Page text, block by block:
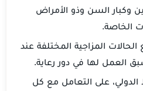
وكبار السن وذو الأمراض
الخاصة.
المزاجية المختلفة عند
العمل لها في دور رعاية.
على التعامل مع كل